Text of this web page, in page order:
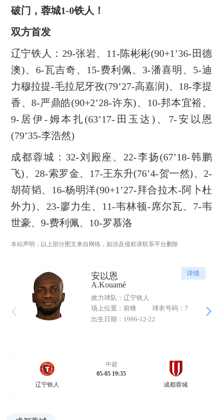
破门，蓉城1-0铁人！
双方首发
辽宁铁人：29-张岩、11-陈彬彬(90+1’36-田德
澳)、6-瓦吉奇、15-费利佩、3-潘喜明、5-迪
力穆拉提-毛拉尼牙孜(79’27-高嘉润)、18-李提
香、8-严鼎皓(90+2’28-许东)、10-邦本宜裕、
9-居伊-姆本扎(63’17-田玉达)、7-安以恩
(79’35-李浩然)
成都蓉城：32-刘殿座、22-李扬(67’18-韩鹏
飞)、28-索罗金、17-王东升(76’4-贺一然)、2-
胡荷韬、16-杨明洋(90+1’27-拜合拉木-阿卜杜
外力)、23-廖力生、11-韦林顿-席尔瓦、7-韦
世豪、9-费利佩、10-罗慕洛
本站声明：以上部分图文来自网络，如涉及侵权请联系平台删除
详情
安以恩
A.Kouamé
效力球队：辽宁铁人
场上位置：前锋
球衣号码：7
出生日期：1996-12-22
辽宁铁人
中超
05-05 19:35
成都蓉城